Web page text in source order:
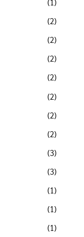
(1)
(2)
(2)
(2)
(2)
(2)
(2)
(2)
(3)
(3)
(1)
(1)
(1)